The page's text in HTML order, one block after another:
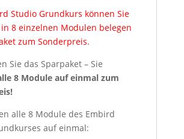
Studio Grundkurs können Sie
8 einzelnen Modulen belegen
zum Sonderpreis.
Sie das Sparpaket – Sie
8 Module auf einmal zum
alle 8 Module des Embird
auf einmal: